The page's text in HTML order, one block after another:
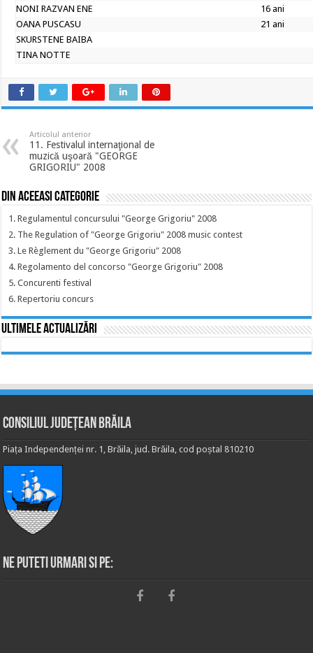
NONI RAZVAN ENE
16 ani
OANA PUSCASU
21 ani
SKURSTENE BAIBA
TINA NOTTE
Articolul anterior
11. Festivalul internaţional de
muzică uşoară "GEORGE
GRIGORIU" 2008
Din aceeasi categorie
1. Regulamentul concursului "George Grigoriu" 2008
2. The Regulation of "George Grigoriu" 2008 music contest
3. Le Règlement du "George Grigoriu" 2008
4. Regolamento del concorso "George Grigoriu" 2008
5. Concurenti festival
6. Repertoriu concurs
Ultimele actualizări
Consiliul Județean Brăila
Piața Independenței nr. 1, Brăila, jud. Brăila, cod poștal 810210
Ne puteti urmari si pe: